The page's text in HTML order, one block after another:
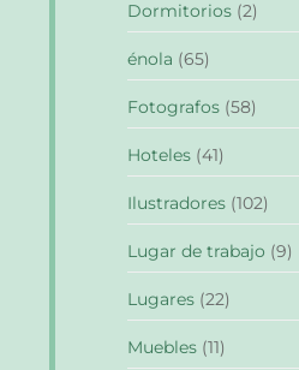
Dormitorios (2)
énola (65)
Fotografos (58)
Hoteles (41)
Ilustradores (102)
Lugar de trabajo (9)
Lugares (22)
Muebles (11)